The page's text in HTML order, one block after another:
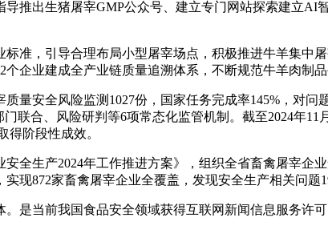
推出生猪屠宰GMP公众号、建立专门网站探索建立
，引导合理布局小型屠宰场点，积极推进牛羊集中
企业建成全产业链质量追溯体系，不断规范牛羊肉制品
安全风险监测1027份，国家任务完成率145%，对问
联合、风险研判等6项常态化监管机制。截至2024年
得阶段性成效。
生产2024年工作推进方案》，组织全省畜禽屠宰企
现872家畜禽屠宰企业全覆盖，发现安全生产相关问
当前我国食品安全领域获得互联网新闻信息服务许可